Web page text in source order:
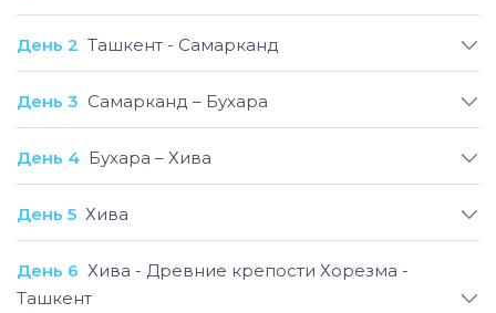
наполнена открытиями, культурным
после останутся незабываемые воспоминания
индивидуальный вариант программы, который
вашим бюджетом и личными предпочтениями.
День 2 Ташкент - Самарканд
День 3 Самарканд – Бухара
День 4 Бухара – Хива
День 5 Хива
День 6 Хива - Древние крепости Хорезма -
Ташкент